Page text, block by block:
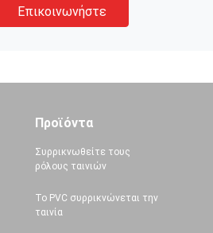
Επικοινωνήστε
Προϊόντα
Συρρικνωθείτε τους
ρόλους ταινιών
Το PVC συρρικνώνεται την
ταινία